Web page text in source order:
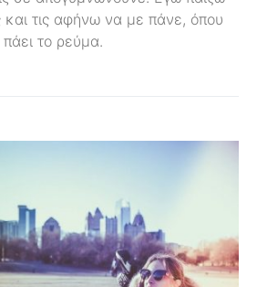
και τις αφήνω να με πάνε, όπου
πάει το ρεύμα.